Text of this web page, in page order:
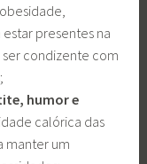
presentes na
ser condizente com
humor e
calórica das
manter um